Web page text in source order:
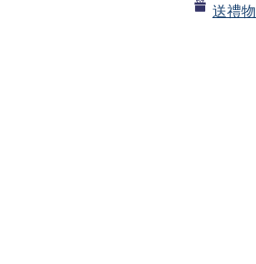
送禮物